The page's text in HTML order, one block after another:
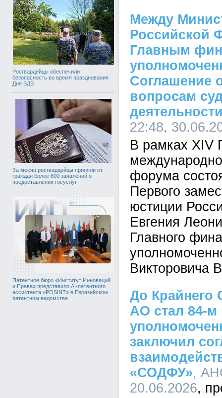
Росгвардейцы обеспечили
безопасность во время празднования
Дня ВДВ
За месяц росгвардейцы приняли от
граждан более 800 заявлений о
предоставлении госуслуг
Патентное бюро «Институт Инноваций
и Права» представило AI-патентного
ассистента «POSINT» в Евразийском
патентном ведомстве
Между
Российской
Главным
Соглашение
вопросам
22:48,
В рамках XIV
форума
Первого
юстиции
Евгения
Главного
Викторовича
До Крайнего
АО стал 84-м
заключил
«СОДФУ»,
20.06.2026